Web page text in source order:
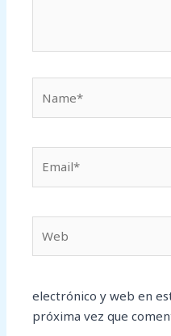
electrónico y web en
próxima vez que